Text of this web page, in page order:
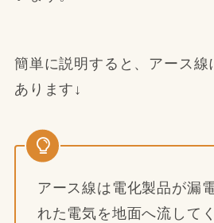
簡単に説明すると、アース線
あります↓
アース線は電化製品が漏
れた電気を地面へ流して